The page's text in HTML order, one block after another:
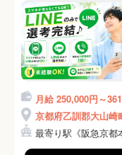
月給 250,000円～
京都府乙訓郡大山崎
接時にご説明いたし
最寄り駅《阪急京